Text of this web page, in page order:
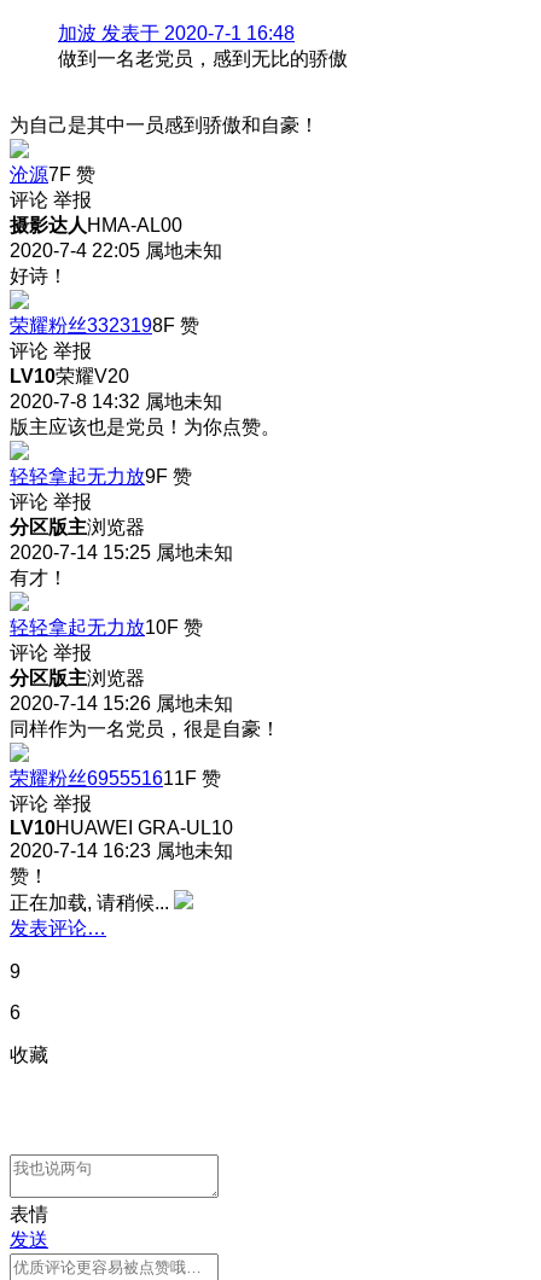
加波 发表于 2020-7-1 16:48
做到一名老党员，感到无比的骄傲
为自己是其中一员感到骄傲和自豪！
沧源7F 赞
评论 举报
摄影达人 HMA-AL00
2020-7-4 22:05 属地未知
好诗！
荣耀粉丝3323198F 赞
评论 举报
LV10荣耀V20
2020-7-8 14:32 属地未知
版主应该也是党员！为你点赞。
轻轻拿起无力放9F 赞
评论 举报
分区版主浏览器
2020-7-14 15:25 属地未知
有才！
轻轻拿起无力放10F 赞
评论 举报
分区版主浏览器
2020-7-14 15:26 属地未知
同样作为一名党员，很是自豪！
荣耀粉丝695551611F 赞
评论 举报
LV10HUAWEI GRA-UL10
2020-7-14 16:23 属地未知
赞！
正在加载, 请稍候...
发表评论…
9
6
收藏
表情
发送